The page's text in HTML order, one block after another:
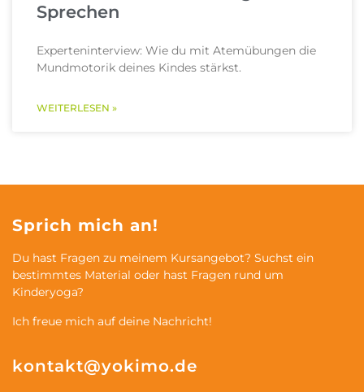
Sprechen
Experteninterview: Wie du mit Atemübungen die
Mundmotorik deines Kindes stärkst.
WEITERLESEN »
Sprich mich an!
Du hast Fragen zu meinem Kursangebot? Suchst ein
bestimmtes Material oder hast Fragen rund um
Kinderyoga?
Ich freue mich auf deine Nachricht!
kontakt@yokimo.de